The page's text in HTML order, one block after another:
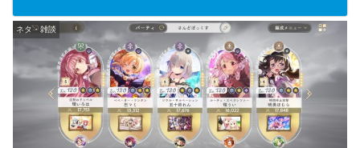
ネタ・雑談